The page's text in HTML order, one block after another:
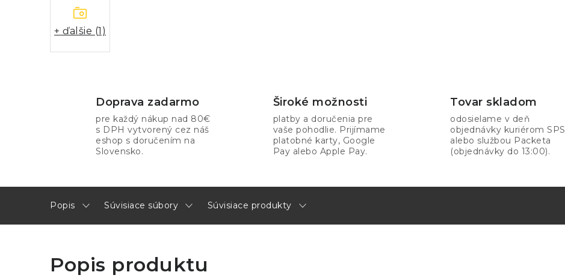
+ ďalšie (1)
Doprava zadarmo
pre každý nákup nad 80€
s DPH vytvorený cez náš
eshop s doručením na
Slovensko.
Široké možnosti
platby a doručenia pre
vaše pohodlie. Prijímame
platobné karty, Google
Pay alebo Apple Pay.
Tovar skladom
odosielame v deň
objednávky kuriérom SPS
alebo službou Packeta
(objednávky do 13:00).
Popis Súvisiace súbory Súvisiace produkty
Popis produktu